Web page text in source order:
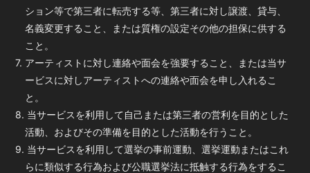
ション等で第三者に転売する等、第三者に対し譲渡、貸与、
名義変更すること、または質権の設定その他の担保に供する
こと。
7. アーティストに対し連絡や面会を強要すること、または当サ
ービスに対しアーティストへの連絡や面会を申し入れるこ
と。
8. 当サービスを利用して自己または第三者の営利を目的とした
活動、およびその準備を目的とした活動を行うこと。
9. 当サービスを利用して選挙の事前運動、選挙運動またはこれ
らに類似する行為および公職選挙法に抵触する行為をするこ